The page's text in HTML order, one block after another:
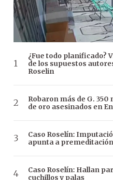
¿Fue todo planificado?
de los supuestos
Roselin
Robaron más de G.
de oro asesinados en
Caso Roselín:
apunta a
Caso Roselín: Hallan
cuchillos y palas